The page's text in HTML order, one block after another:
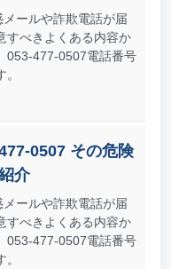
ールや詐欺電話が届
すべきよくある内容か
053-477-0507電話番号
0507 その危険
介
ールや詐欺電話が届
すべきよくある内容か
053-477-0507電話番号